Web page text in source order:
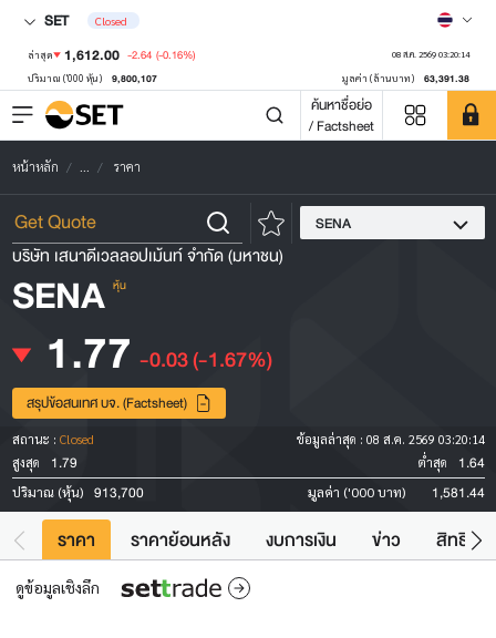
SET Closed
ล่าสุด 1,612.00 -2.64 (-0.16%) 08 ส.ค. 2569 03:20:14
ปริมาณ ('000 หุ้น) 9,800,107 มูลค่า (ล้านบาท) 63,391.38
ค้นหาชื่อย่อ
/ Factsheet
หน้าหลัก ... ราคา
SENA
บริษัท เสนาดีเวลลอปเม้นท์ จำกัด (มหาชน)
SENA หุ้น
1.77 -0.03(-1.67%)
สรุปข้อสนเทศ บจ. (Factsheet)
สถานะ : Closed ข้อมูลล่าสุด : 08 ส.ค. 2569 03:20:14
สูงสุด
1.79 ต่ำสุด 1.64
ปริมาณ (หุ้น) 913,700 มูลค่า ('000 บาท) 1,581.44
ราคา ราคาย้อนหลัง งบการเงิน ข่าว สิทธิปร
ดูข้อมูลเชิงลึก